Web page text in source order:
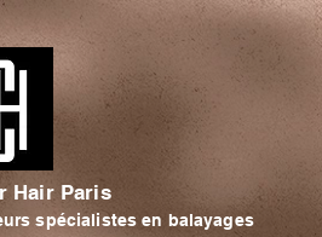
Hair Paris
spécialistes en balayages